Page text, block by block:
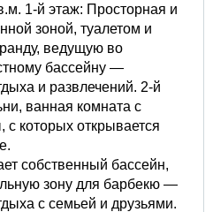
1-й этаж: Просторная и
зоной, туалетом и
ведущую во
бассейну —
и развлечений. 2-й
ванная комната с
с которых открывается
собственный бассейн,
зону для барбекю —
с семьей и друзьями.